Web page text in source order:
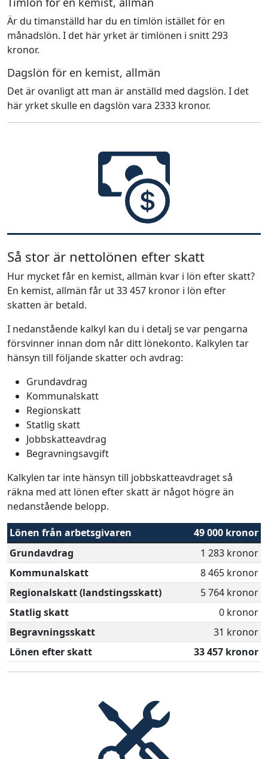
Är du timanställd har du en timlön istället för en
månadslön. I det här yrket är timlönen i snitt 293
kronor.
Dagslön för en kemist, allmän
Det är ovanligt att man är anställd med dagslön. I det
här yrket skulle en dagslön vara 2333 kronor.
Så stor är nettolönen efter skatt
Hur mycket får en kemist, allmän kvar i lön efter skatt?
En kemist, allmän får ut 33 457 kronor i lön efter
skatten är betald.
I nedanstående kalkyl kan du i detalj se var pengarna
försvinner innan dom når ditt lönekonto. Kalkylen tar
hänsyn till följande skatter och avdrag:
Grundavdrag
Kommunalskatt
Regionskatt
Statlig skatt
Jobbskatteavdrag
Begravningsavgift
Kalkylen tar inte hänsyn till jobbskatteavdraget så
räkna med att lönen efter skatt är något högre än
nedanstående belopp.
Lönen från arbetsgivaren
49 000 kronor
Grundavdrag
1 283 kronor
Kommunalskatt
8 465 kronor
Regionalskatt (landstingsskatt)
5 764 kronor
Statlig skatt
0 kronor
Begravningsskatt
31 kronor
Lönen efter skatt
33 457 kronor